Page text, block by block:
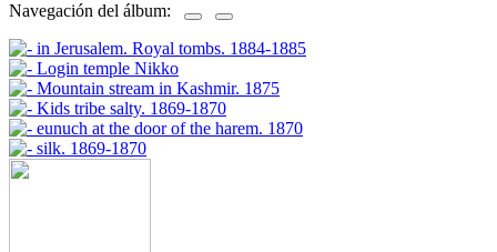
Navegación del álbum: